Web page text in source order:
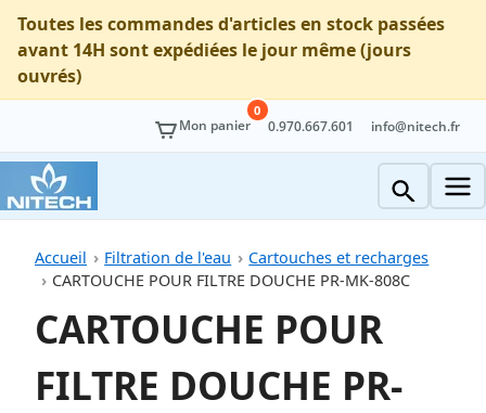
Toutes les commandes d'articles en stock passées
avant 14H sont expédiées le jour même (jours
ouvrés)
Mon panier
0
0.970.667.601 info@nitech.fr
Accueil Filtration de l'eau
Cartouches et recharges
CARTOUCHE POUR FILTRE DOUCHE PR-MK-808C
CARTOUCHE POUR
FILTRE DOUCHE PR-